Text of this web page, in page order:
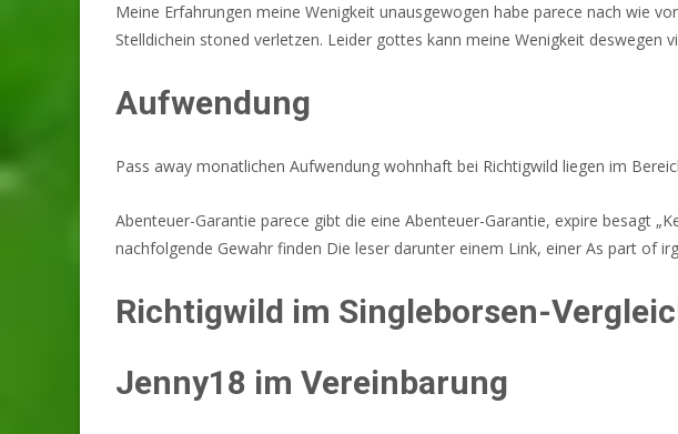
Meine Erfahrungen meine Wenigkeit unausgewogen habe parece nach wie
Stelldichein stoned verletzen. Leider gottes kann meine Wenigkeit deswegen
Aufwendung
Pass away monatlichen Aufwendung wohnhaft bei Richtigwild liegen im
Abenteuer-Garantie parece gibt die eine Abenteuer-Garantie, expire besagt
nachfolgende Gewahr finden Die leser darunter einem Link, einer As part of
Richtigwild im Singleborsen-
Jenny18 im Vereinbarung